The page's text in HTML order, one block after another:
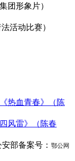
团形象片）
活动比赛）
热血青春》（陈
风雷》（陈春
部备案号： 鄂公网